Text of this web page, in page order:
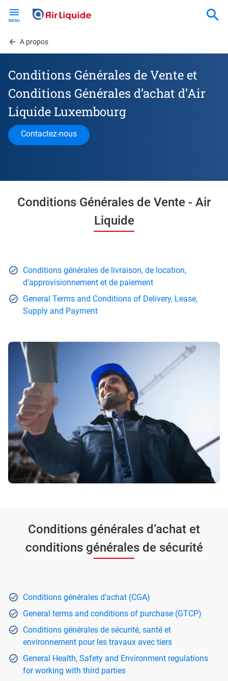
contentA propos
Conditions Générales de Vente et
Conditions Générales d’achat d’Air
Liquide Luxembourg
Contactez-nous
Conditions Générales de Vente - Air
Liquide
Conditions générales de livraison, de location,
d’approvisionnement et de paiement
General Terms and Conditions of Delivery, Lease,
Supply and Payment
Conditions générales d’achat et
conditions générales de sécurité
Conditions générales d’achat (CGA)
General terms and conditions of purchase (GTCP)
Conditions générales de sécurité, santé et
environnement pour les travaux avec tiers
General Health, Safety and Environment regulations
for working with third parties